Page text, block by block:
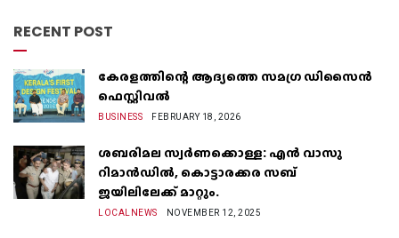
RECENT POST
കേരളത്തിന്റെ ആദ്യത്തെ സമഗ്ര ഡിസൈൻ
ഫെസ്റ്റിവൽ
BUSINESS FEBRUARY 18, 2026
ശബരിമല സ്വർണക്കൊള്ള: എൻ വാസു
റിമാൻഡിൽ, കൊട്ടാരക്കര സബ്
ജയിലിലേക്ക് മാറ്റും.
LOCALNEWS NOVEMBER 12, 2025